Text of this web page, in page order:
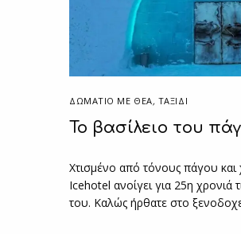
ΔΩΜΆΤΙΟ ΜΕ ΘΈΑ, ΤΑΞΙΔΙ
Το βασίλειο του
Χτισμένο από τόνους πάγου και
Icehotel ανοίγει για 25η χρονιά
του. Καλώς ήρθατε στο